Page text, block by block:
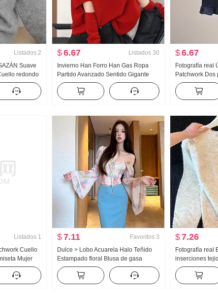
Listados 2
Suave
redondo
Invierno
CUELLO
$6.67 Listados 30
Invierno Han Forro Han Gas Ropa
Partido Avanzado Sentido Gigante
Bonito ESTILO OCCIDENTAL
Reducción de edad Nicho No Choque
Estilo Año Nuevo Rojo Suéter de
$6.67
Fotografía real
Patchwork
Larga Camisa
e invierno
Camisa Top
Listados 1
Cuello
Mujer
OCCIDENTAL
Lucha
$7.11 Favoritos 3
Dulce > Lobo Acuarela Halo Teñido
Estampado floral Blusa de gasa
Cuadrado Mujer Collar Diseño
Sentido Adelgazante Lucha Toma
Camisa pequeña Top
$7.26
Fotografía real
inserciones
Interior Suéter
Lazo Top